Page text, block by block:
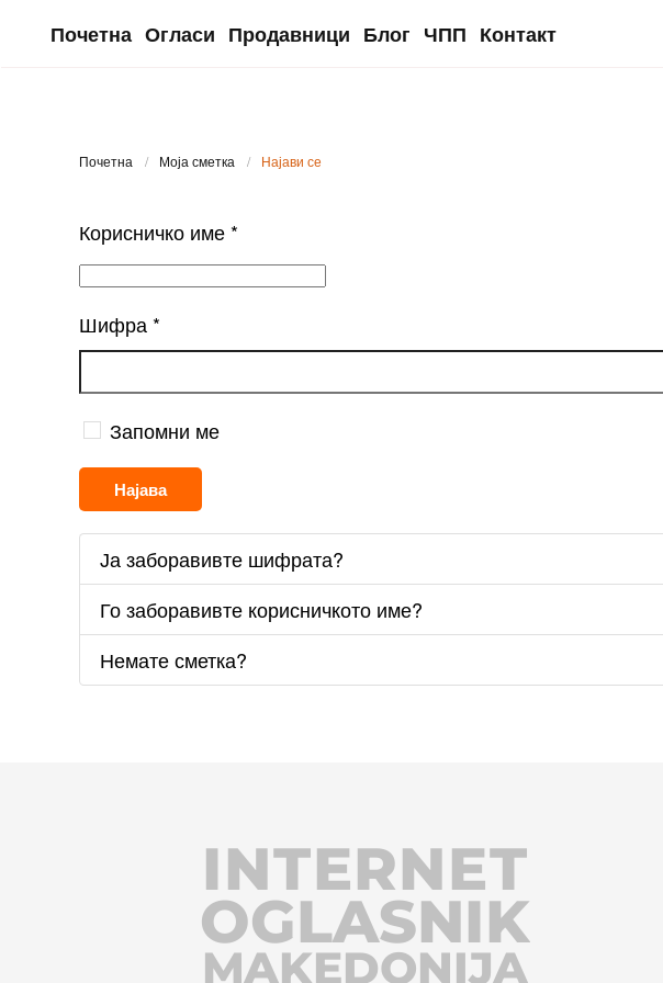
Почетна Огласи Продавници Блог ЧПП Контакт
Почетна Моја сметка Најави се
Корисничко име *
Шифра *
Запомни ме
Најава
Ја заборавивте шифрата?
Го заборавивте корисничкото име?
Немате сметка?
INTERNET
MAKEDONIJA
OGLASNIK